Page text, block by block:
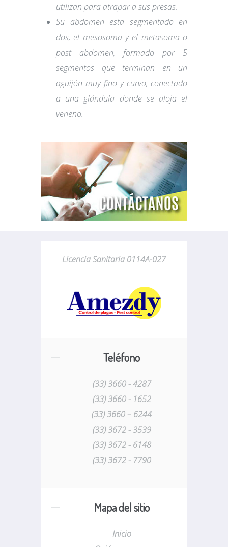
utilizan para atrapar a sus presas.
Su abdomen esta segmentado en
dos, el mesosoma y el metasoma o
post abdomen, formado por 5
segmentos que terminan en un
aguijón muy fino y curvo, conectado
a una glándula donde se aloja el
veneno.
Licencia Sanitaria 0114A-027
Teléfono
(33) 3660 - 4287
(33) 3660 - 1652
(33) 3660 – 6244
(33) 3672 - 3539
(33) 3672 - 6148
(33) 3672 - 7790
Mapa del sitio
Inicio